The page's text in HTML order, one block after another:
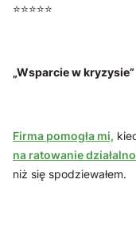
⭐️⭐️⭐️⭐️⭐️
„Wsparcie w kryzysie”
Firma pomogła mi,
na ratowanie
niż się spodziewałem.